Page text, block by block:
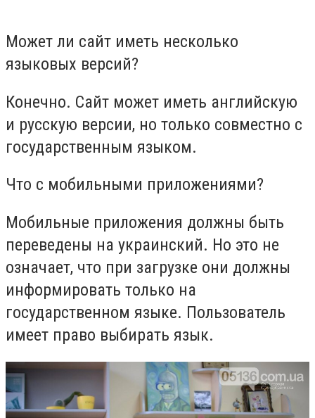
Может ли сайт иметь несколько
языковых версий?
Конечно. Сайт может иметь английскую
и русскую версии, но только совместно с
государственным языком.
Что с мобильными приложениями?
Мобильные приложения должны быть
переведены на украинский. Но это не
означает, что при загрузке они должны
информировать только на
государственном языке. Пользователь
имеет право выбирать язык.